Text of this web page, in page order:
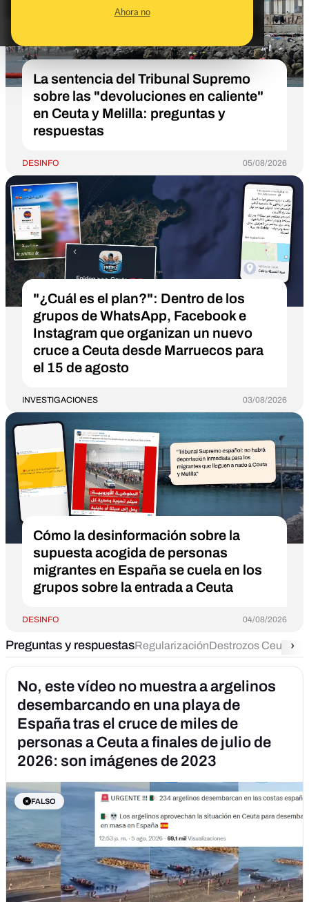
Ahora no
La sentencia del Tribunal Supremo
sobre las "devoluciones en caliente"
en Ceuta y Melilla: preguntas y
respuestas
DESINFO 05/08/2026
"¿Cuál es el plan?": Dentro de los
grupos de WhatsApp, Facebook e
Instagram que organizan un nuevo
cruce a Ceuta desde Marruecos para
el 15 de agosto
INVESTIGACIONES 03/08/2026
Cómo la desinformación sobre la
supuesta acogida de personas
migrantes en España se cuela en los
grupos sobre la entrada a Ceuta
DESINFO 04/08/2026
Preguntas y respuestasRegularizaciónDestrozos Ceuta›
No, este vídeo no muestra a argelinos
desembarcando en una playa de
España tras el cruce de miles de
personas a Ceuta a finales de julio de
2026: son imágenes de 2023
FALSO